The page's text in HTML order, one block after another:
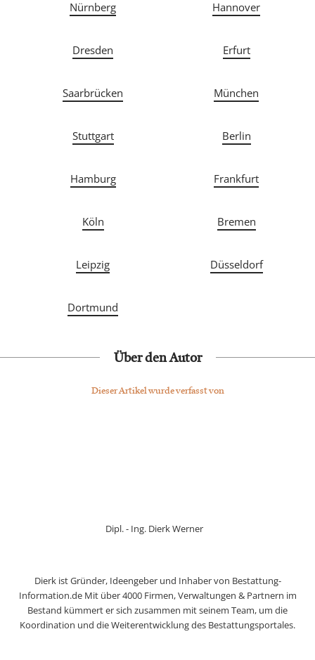
Nürnberg Hannover
Dresden Erfurt
Saarbrücken München
Stuttgart Berlin
Hamburg Frankfurt
Köln Bremen
Leipzig Düsseldorf
Dortmund
Über den Autor
Dieser Artikel wurde verfasst von
Dipl. - Ing. Dierk Werner
Dierk ist Gründer, Ideengeber und Inhaber von Bestattung-
Information.de Mit über 4000 Firmen, Verwaltungen & Partnern im
Bestand kümmert er sich zusammen mit seinem Team, um die
Koordination und die Weiterentwicklung des Bestattungsportales.